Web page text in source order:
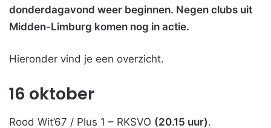
donderdagavond weer beginnen. Negen clubs uit
Midden-Limburg komen nog in actie.
Hieronder vind je een overzicht.
16 oktober
Rood Wit’67 / Plus 1 – RKSVO (20.15 uur).